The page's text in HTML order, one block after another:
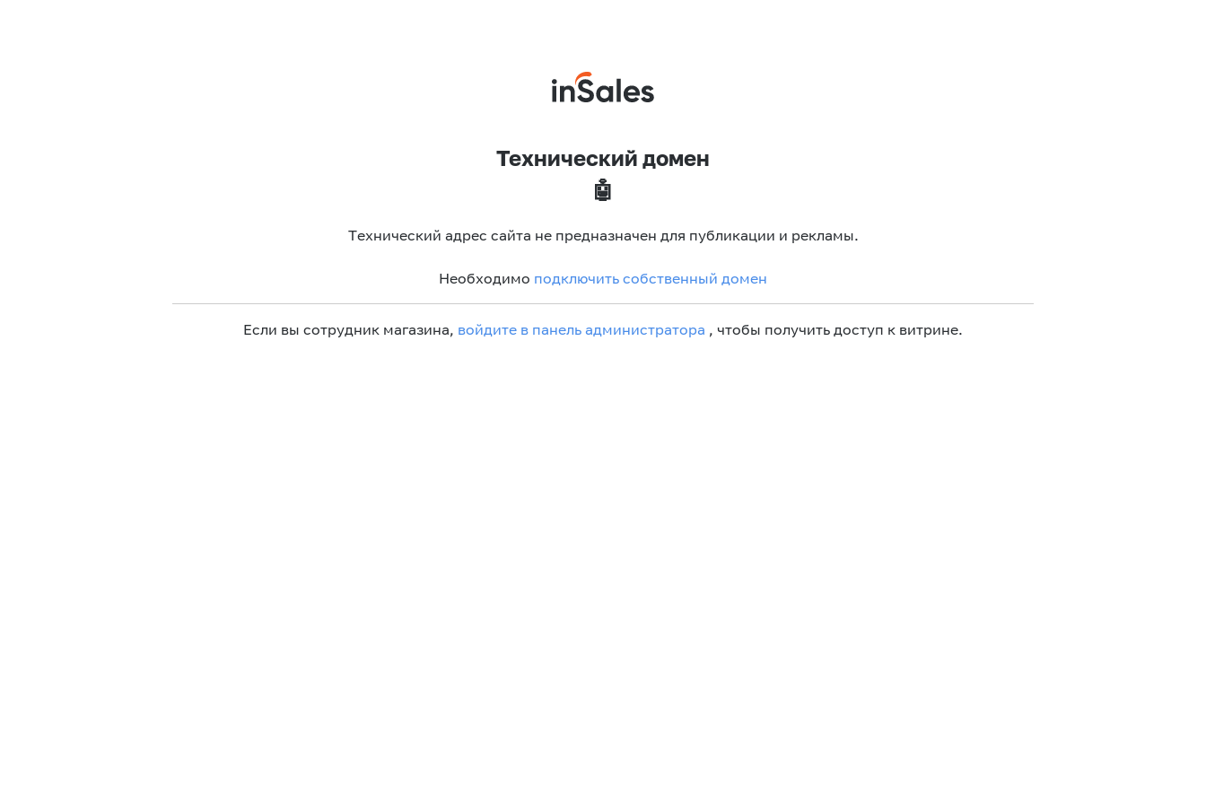
Технический домен
🤖
Технический адрес сайта не предназначен для публикации и рекламы.
Необходимо подключить собственный домен
Если вы сотрудник магазина, войдите в панель администратора , чтобы получить доступ к витрине.